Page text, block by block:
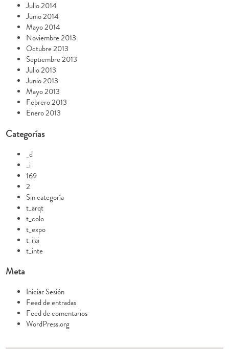
Julio 2014
Junio 2014
Mayo 2014
Noviembre 2013
Octubre 2013
Septiembre 2013
Julio 2013
Junio 2013
Mayo 2013
Febrero 2013
Enero 2013
Categorías
_d
_i
169
2
Sin categoría
t_arqt
t_colo
t_expo
t_ilai
t_inte
Meta
Iniciar Sesión
Feed de entradas
Feed de comentarios
WordPress.org